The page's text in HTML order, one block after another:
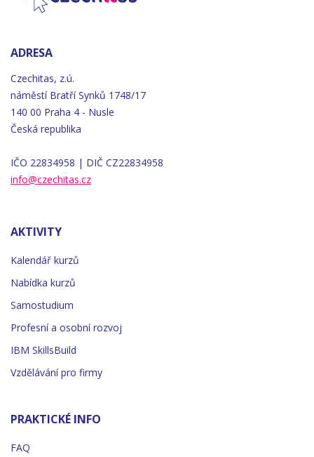
ADRESA
Czechitas, z.ú.
náměstí Bratří Synků 1748/17
140 00 Praha 4 - Nusle
Česká republika
IČO 22834958 | DIČ CZ22834958
info@czechitas.cz
AKTIVITY
Kalendář kurzů
Nabídka kurzů
Samostudium
Profesní a osobní rozvoj
IBM SkillsBuild
Vzdělávání pro firmy
PRAKTICKÉ INFO
FAQ